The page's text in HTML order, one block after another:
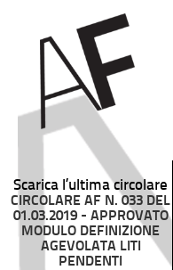
Scarica l’ultima circolare
CIRCOLARE AF N. 033 DEL
01.03.2019 - APPROVATO
MODULO DEFINIZIONE
AGEVOLATA LITI
PENDENTI